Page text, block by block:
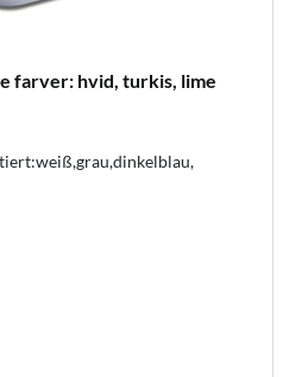
farver: hvid, turkis, lime